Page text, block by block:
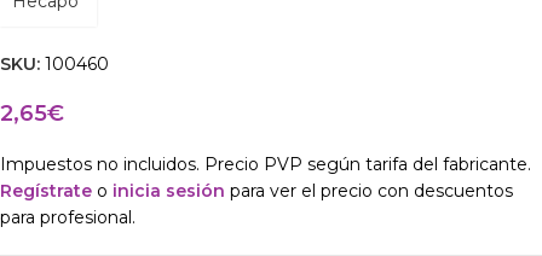
SKU: 100460
2,65€
Impuestos no incluidos. Precio PVP según tarifa del fabricante.
Regístrate o inicia sesión para ver el precio con descuentos
para profesional.